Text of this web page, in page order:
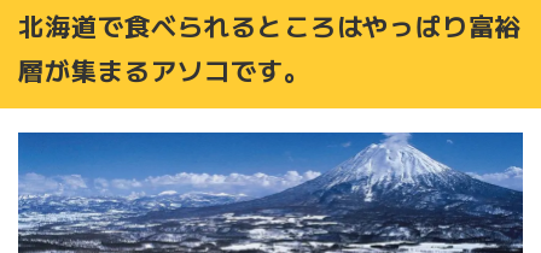
北海道で食べられるところはやっぱり富裕
層が集まるアソコです。